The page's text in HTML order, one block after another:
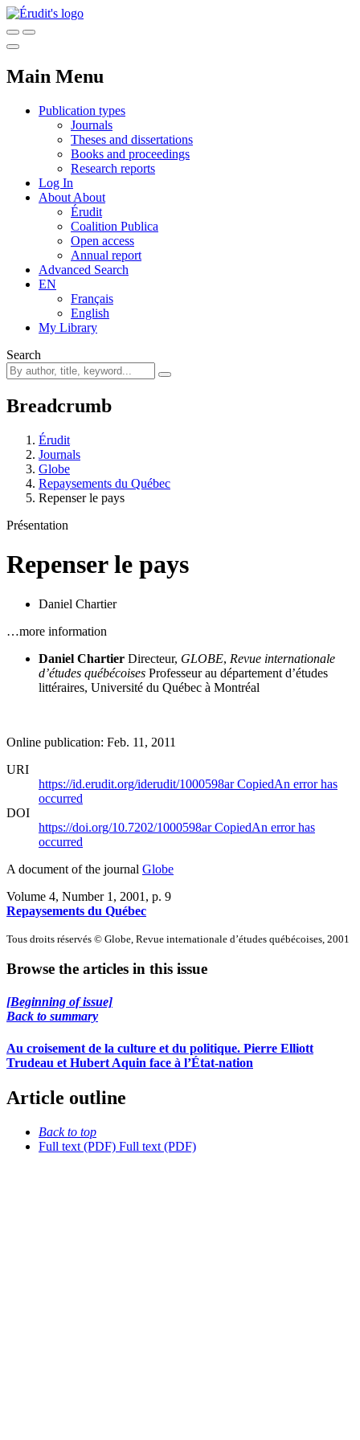
Main Menu
Publication types
Journals
Theses and dissertations
Books and proceedings
Research reports
Log In
About About
Érudit
Coalition Publica
Open access
Annual report
Advanced Search
EN
Français
English
My Library
Search
Breadcrumb
Érudit
Journals
Globe
Repaysements du Québec
Repenser le pays
Présentation
Repenser le pays
Daniel Chartier
…more information
Daniel Chartier Directeur, GLOBE, Revue internationale
d’études québécoises Professeur au département d’études
littéraires, Université du Québec à Montréal
Online publication: Feb. 11, 2011
URI
https://id.erudit.org/iderudit/1000598arCopiedAn error has
occurred
DOI
https://doi.org/10.7202/1000598arCopiedAn error has
occurred
A document of the journal Globe
Volume 4, Number 1, 2001 , p. 9
Repaysements du Québec
Tous droits réservés © Globe, Revue internationale d’études québécoises, 2001
Browse the articles in this issue
[Beginning of issue]
Back to summary
Au croisement de la culture et du politique. Pierre Elliott
Trudeau et Hubert Aquin face à l’État-nation
Article outline
Back to top
Full text (PDF) Full text (PDF)